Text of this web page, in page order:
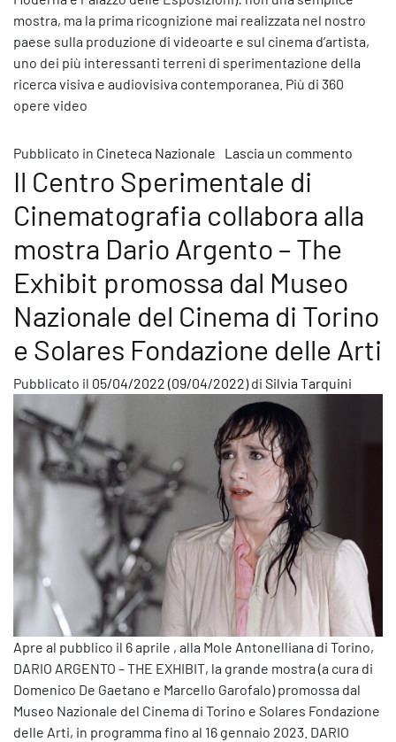
mostra, ma la prima ricognizione mai realizzata nel nostro
paese sulla produzione di videoarte e sul cinema d’artista,
uno dei più interessanti terreni di sperimentazione della
ricerca visiva e audiovisiva contemporanea. Più di 360
opere video
Pubblicato in Cineteca Nazionale Lascia un commento
Il Centro Sperimentale di
Cinematografia collabora alla
mostra Dario Argento – The
Exhibit promossa dal Museo
Nazionale del Cinema di Torino
e Solares Fondazione delle Arti
Pubblicato il 05/04/2022 (09/04/2022)di Silvia Tarquini
Apre al pubblico il 6 aprile , alla Mole Antonelliana di Torino,
DARIO ARGENTO – THE EXHIBIT, la grande mostra (a cura di
Domenico De Gaetano e Marcello Garofalo) promossa dal
Museo Nazionale del Cinema di Torino e Solares Fondazione
delle Arti, in programma fino al 16 gennaio 2023. DARIO